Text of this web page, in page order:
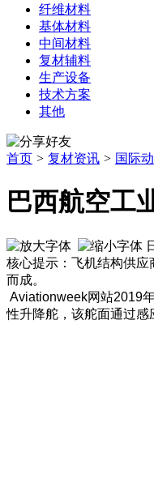
纤维材料
基体材料
中间材料
复材辅料
生产设备
技术方案
其他
首页 > 复材资讯 > 国际
巴西航空工
核心提示：飞机结构供应
而成。
Aviationweek网站2019
性升降舵，该舵面通过感